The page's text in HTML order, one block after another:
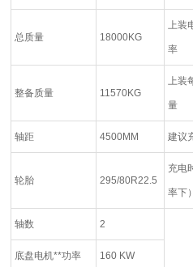
总质量 18000KG
上装
率
整备质量 11570KG
上装
量
轴距 4500MM 建议
轮胎 295/80R22.5
充电
率下）
轴数 2
底盘电机**功率 160 KW